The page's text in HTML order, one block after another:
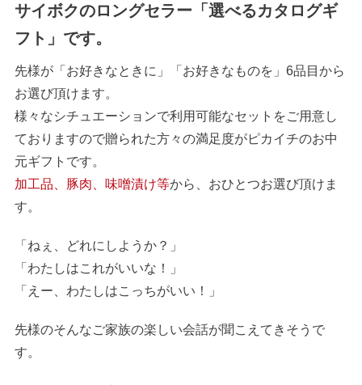
サイボクのロングセラー「選べるカタログギ
フト」です。
先様が「お好きなときに」「お好きなものを」6品目から
お選び頂けます。
様々なシチュエーションで利用可能なセットをご用意し
ておりますので贈られた方々の満足度がピカイチのお中
元ギフトです。
加工品、豚肉、味噌漬け等から、おひとつお選び頂けま
す。
「ねぇ、どれにしようか？」
「わたしはこれがいいな！」
「えー、わたしはこっちがいい！」
先様のそんなご家族の楽しい会話が聞こえてきそうで
す。